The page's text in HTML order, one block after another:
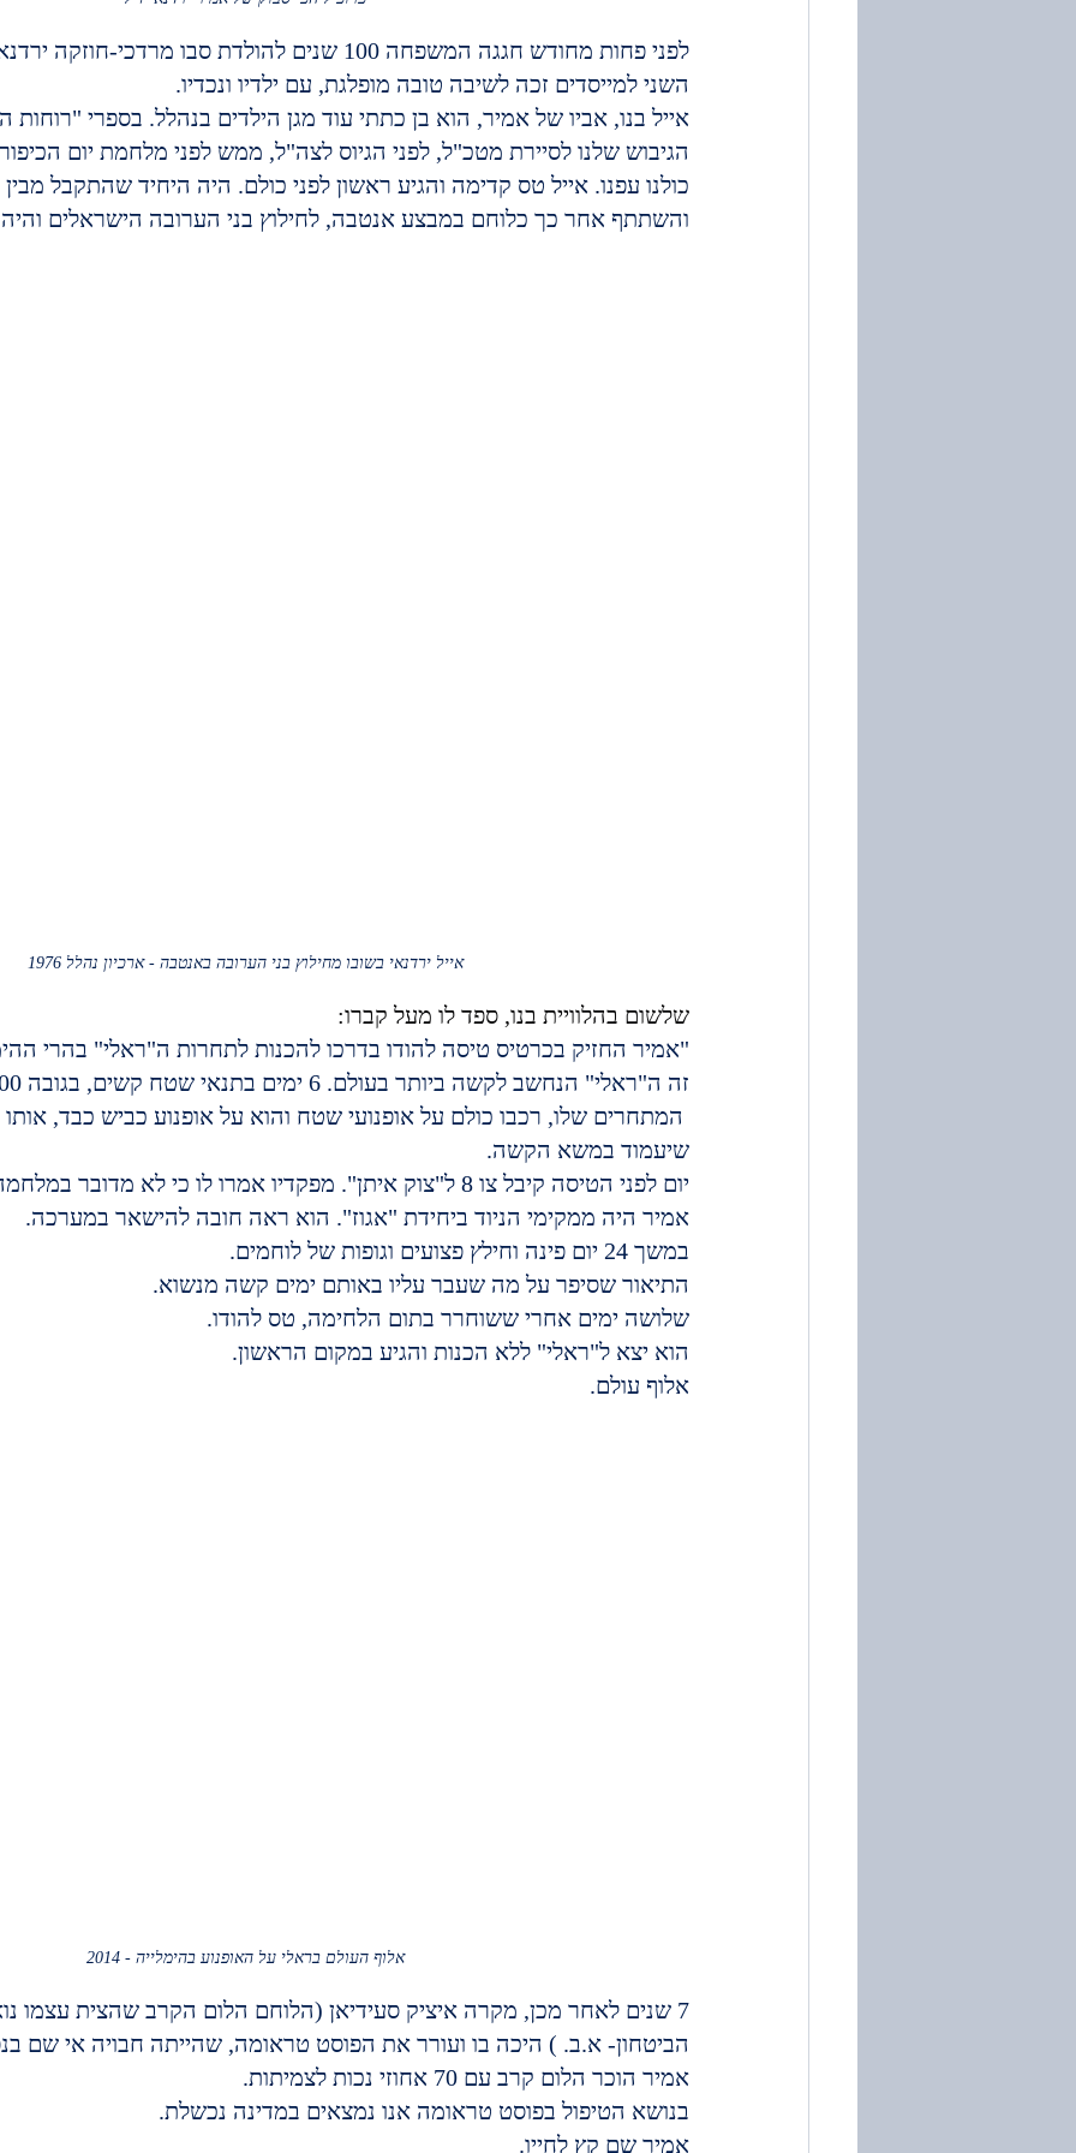
לפני פחות מחודש חגגה המשפחה 100 שנים להולדת סבו
השני למייסדים זכה לשיבה טובה מופלגת, עם ילדיו ונכדיו.
אייל בנו, אביו של אמיר, הוא בן כתתי עוד מגן הילדים בנהלל. בספרי
כולנו עפנו. אייל טס קדימה והגיע ראשון לפני כולם. היה היחיד שהתקבל
והשתתף אחר כך כלוחם במבצע אנטבה, לחילוץ בני הערובה הישראלים
אייל ירדנאי בשובו מחילוץ בני הערובה באנטבה - ארכיון נהלל 1976
שלשום בהלוויית בנו, ספד לו מעל קברו:
"אמיר החזיק בכרטיס טיסה להודו בדרכו להכנות לתחרות ה"ראלי" בהרי
זה ה"ראלי" הנחשב לקשה ביותר בעולם. 6 ימים בתנאי שטח קשים, בגובה 6000 מ'.
המתחרים שלו, רכבו כולם על אופנועי שטח והוא על אופנוע כביש כבד,
שיעמוד במשא הקשה.
יום לפני הטיסה קיבל צו 8 ל"צוק איתן". מפקדיו אמרו לו כי לא מדובר במלחמה כוללת ורצו לשחררו.
אמיר היה ממקימי הניוד ביחידת "אגוז". הוא ראה חובה להישאר במערכה.
במשך 24 יום פינה וחילץ פצועים וגופות של לוחמים.
התיאור שסיפר על מה שעבר עליו באותם ימים קשה מנשוא.
שלושה ימים אחרי ששוחרר בתום הלחימה, טס להודו.
הוא יצא ל"ראלי" ללא הכנות והגיע במקום הראשון.
אלוף עולם.
אלוף העולם בראלי על האופנוע בהימלייה - 2014
7 שנים לאחר מכן, מקרה איציק סעידיאן (הלוחם הלום הקרב שהצית עצמו
הביטחון- א.ב. ) היכה בו ועורר את הפוסט טראומה, שהייתה חבויה אי שם
אמיר הוכר הלום קרב עם 70 אחוזי נכות לצמיתות.
בנושא הטיפול בפוסט טראומה אנו נמצאים במדינה נכשלת.
אמיר שם קץ לחייו.